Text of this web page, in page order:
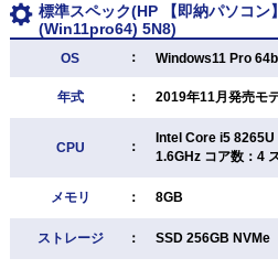
標準スペック(HP 【即納パソコ
(Win11pro64) 5N8)
OS ： Windows11 Pro
年式 ： 2019年11月発売モ
CPU ：
Intel Core i5 8265U
1.6GHz コア数：4
メモリ ： 8GB
ストレージ ： SSD 256GB NVMe